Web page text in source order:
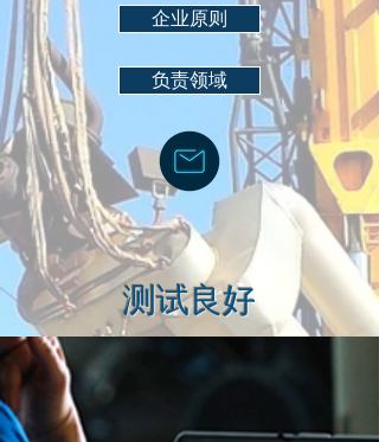
测试良好
企业原则
负责领域